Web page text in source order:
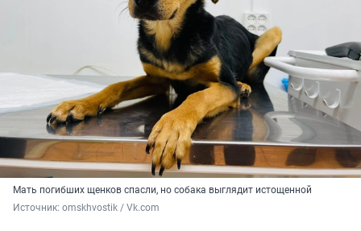
Мать погибших щенков спасли, но собака выглядит истощенной
Источник: omskhvostik / Vk.com